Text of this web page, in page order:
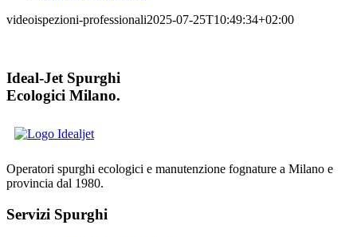
videoispezioni-professionali2025-07-25T10:49:34+02:00
Ideal-Jet Spurghi
Ecologici Milano.
Operatori spurghi ecologici e manutenzione fognature a Milano e
provincia dal 1980.
Servizi Spurghi